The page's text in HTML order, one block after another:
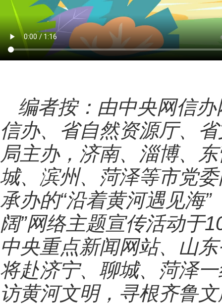
编者按：由中央网信
信办、省自然资源厅、
局主办，济南、淄博、
城、滨州、菏泽等市党
承办的“沿着黄河遇见海
阔”网络主题宣传活动于
中央重点新闻网站、山
将赴济宁、聊城、菏泽
访黄河文明，寻根齐鲁